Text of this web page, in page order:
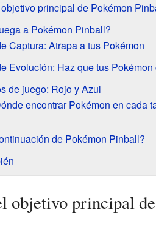
principal de Pokémon
a Pokémon Pinball?
Captura: Atrapa a tus Pokémon
Evolución: Haz que tus Pokémon
de juego: Rojo y Azul
encontrar Pokémon en cada
de Pokémon Pinball?
objetivo principal